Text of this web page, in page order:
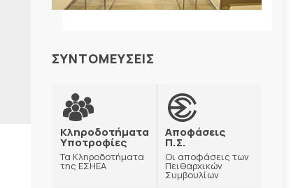
ΣΥΝΤΟΜΕΥΣΕΙΣ
Κληροδοτήματα
Υποτροφίες
Τα Κληροδοτήματα
της ΕΣΗΕΑ
Αποφάσεις
Π.Σ.
Οι αποφάσεις των
Πειθαρχικών
Συμβουλίων